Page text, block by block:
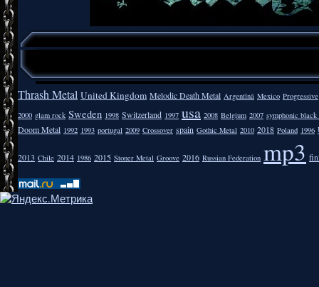
Thrash Metal United Kingdom Melodic Death Metal Argentīnā Mexico Progressive
2000 glam rock Sweden 1998 Switzerland 1997 usa 2008 Belgium 2007 symphonic
Doom Metal 1992 1993 portugal 2009 Crossover spain Gothic Metal 2010 2018 Poland 1996
2013 Chile 2014 1986 2015 Stoner Metal Groove 2016 Russian Federation mp3